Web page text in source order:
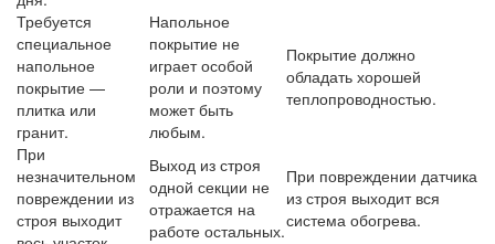
Требуется
специальное
напольное
покрытие —
плитка или
гранит.
Напольное
покрытие не
играет особой
роли и поэтому
может быть
любым.
Покрытие должно
обладать хорошей
теплопроводностью.
При
незначительном
повреждении из
строя выходит
Выход из строя
одной секции не
отражается на
работе остальных.
При повреждении датчика
из строя выходит вся
система обогрева.